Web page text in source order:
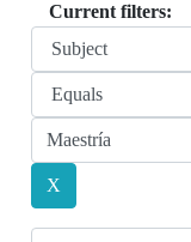
Current filters: